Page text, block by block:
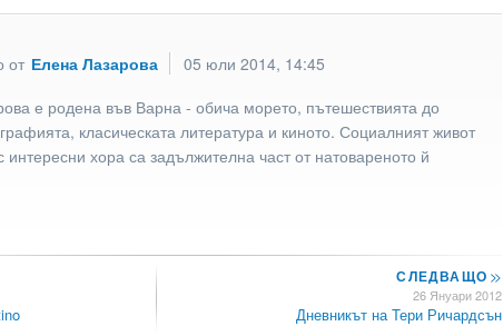
от Елена Лазарова
05 юли 2014, 14:45
е родена във Варна - обича морето, пътешествията до
класическата литература и киното. Социалният живот
интересни хора са задължителна част от натовареното й
СЛЕДВАЩО>>
26 Януари 2012
Дневникът на Тери Ричардсън